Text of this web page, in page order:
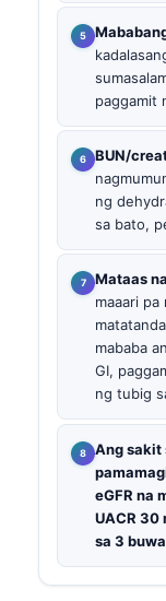
paggamit
BUN/
ng
sa bato,
Mataas
maaari pa
mababa
GI,
ng tubig
Ang sakit
eGFR na
UACR 30
sa 3